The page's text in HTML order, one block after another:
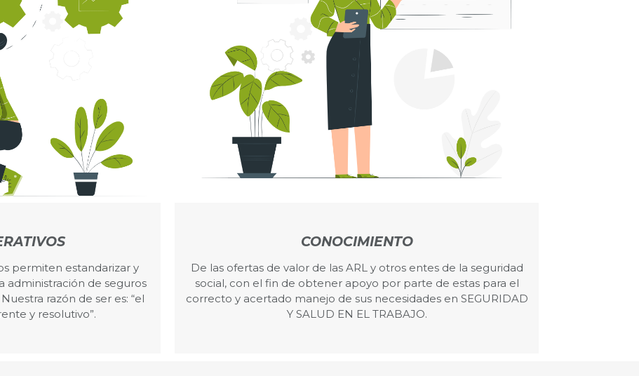
permiten estandarizar y
administración de seguros
razón de ser es: “el
y resolutivo”.
CONOCIMIENTO
De las ofertas de valor de las ARL y otros entes de la seguridad
social, con el fin de obtener apoyo por parte de estas para el
correcto y acertado manejo de sus necesidades en SEGURIDAD
Y SALUD EN EL TRABAJO.